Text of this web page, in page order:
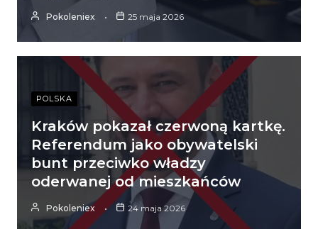
Pokoleniex 25 maja 2026
POLSKA
Kraków pokazał czerwoną kartkę.
Referendum jako obywatelski
bunt przeciwko władzy
oderwanej od mieszkańców
Pokoleniex 24 maja 2026